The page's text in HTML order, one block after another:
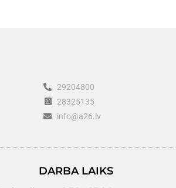
29204800
28325135
info@a26.lv
DARBA LAIKS